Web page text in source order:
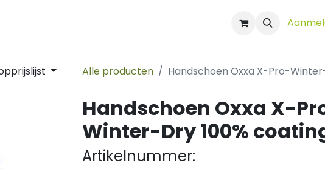
Alle producten Handschoen Oxxa X-Pro-
Handschoen Oxxa X-
Winter-Dry 100%
Artikelnummer: